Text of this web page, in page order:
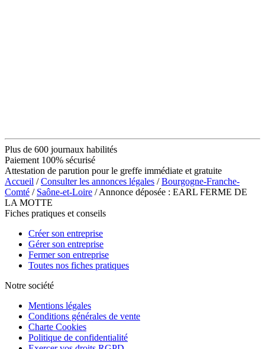
Plus de 600 journaux habilités
Paiement 100% sécurisé
Attestation de parution pour le greffe immédiate et gratuite
Accueil /Consulter les annonces légales /Bourgogne-Franche-
Comté / Saône-et-Loire / Annonce déposée : EARL FERME DE
LA MOTTE
Fiches pratiques et conseils
Créer son entreprise
Gérer son entreprise
Fermer son entreprise
Toutes nos fiches pratiques
Notre société
Mentions légales
Conditions générales de vente
Charte Cookies
Politique de confidentialité